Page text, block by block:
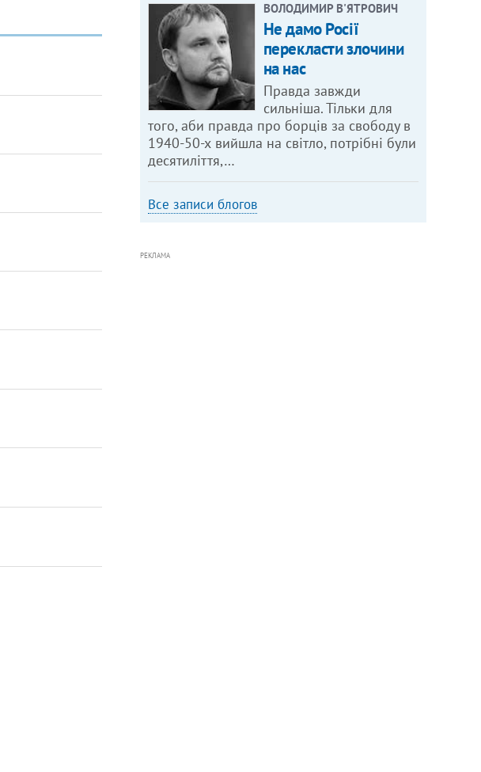
ВОЛОДИМИР В'ЯТРОВИЧ
Не дамо Росії
перекласти злочини
на нас
Правда завжди
сильніша. Тільки для
того, аби правда про борців за свободу в
1940-50-х вийшла на світло, потрібні були
десятиліття,…
Все записи блогов
РЕКЛАМА